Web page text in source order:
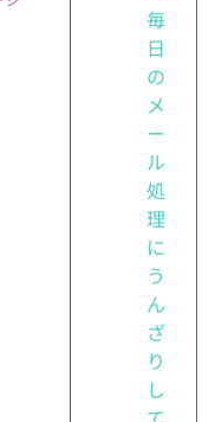
毎
日
の
メ
ー
ル
処
理
に
う
ん
ざ
り
し